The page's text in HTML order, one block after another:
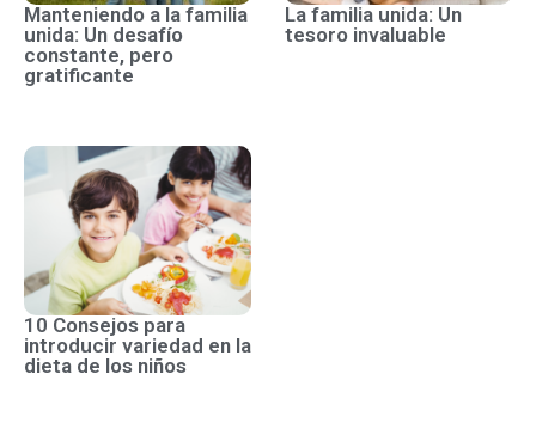
Manteniendo a la familia
unida: Un desafío
constante, pero
gratificante
La familia unida: Un
tesoro invaluable
10 Consejos para
introducir variedad en la
dieta de los niños